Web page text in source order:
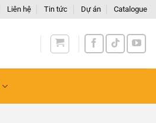
Liên hệ Tin tức Dự án Catalogue